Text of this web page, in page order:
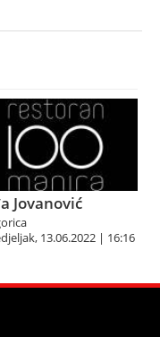
Jovanović
13.06.2022 | 16:16